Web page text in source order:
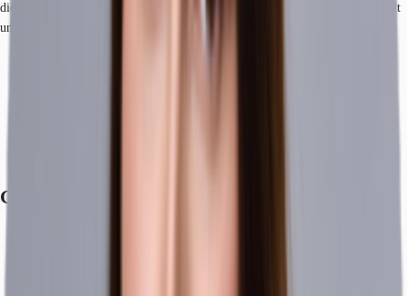
die Geschäftigkeit eines etablierten Bürostandortes mit der kulturellen Vielfalt
und Urbanität, die Berlin auszeichnet.
Grundrisse